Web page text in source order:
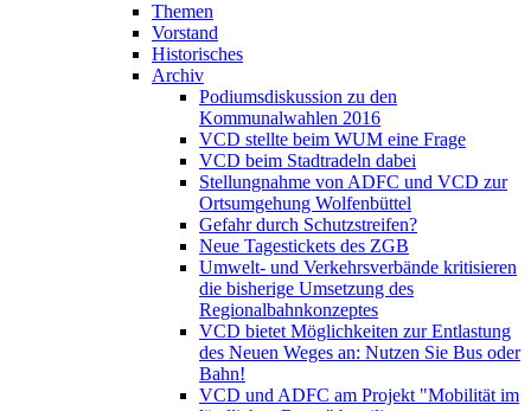
Themen
Vorstand
Historisches
Archiv
Podiumsdiskussion zu den
Kommunalwahlen 2016
VCD stellte beim WUM eine Frage
VCD beim Stadtradeln dabei
Stellungnahme von ADFC und VCD zur
Ortsumgehung Wolfenbüttel
Gefahr durch Schutzstreifen?
Neue Tagestickets des ZGB
Umwelt- und Verkehrsverbände kritisieren
die bisherige Umsetzung des
Regionalbahnkonzeptes
VCD bietet Möglichkeiten zur Entlastung
des Neuen Weges an: Nutzen Sie Bus oder
Bahn!
VCD und ADFC am Projekt "Mobilität im